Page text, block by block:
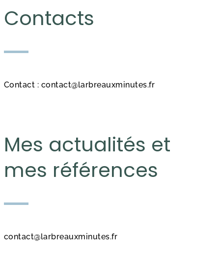
Contacts
Contact : contact@larbreauxminutes.fr
Mes actualités et
mes références
contact@larbreauxminutes.fr